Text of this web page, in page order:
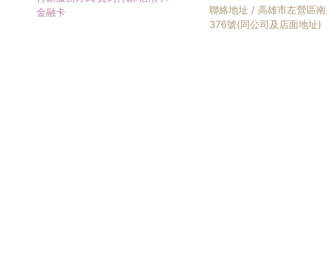
金融卡
聯絡地址 / 高雄市左營區
376號(同公司及店面地址)